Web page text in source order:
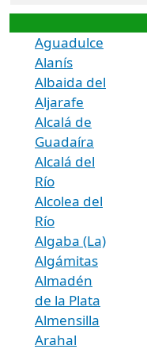
Aguadulce
Alanís
Albaida del
Aljarafe
Alcalá de
Guadaíra
Alcalá del
Río
Alcolea del
Río
Algaba (La)
Algámitas
Almadén
de la Plata
Almensilla
Arahal